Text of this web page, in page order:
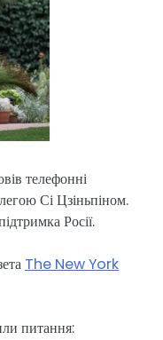
телефонні
Сі Цзіньпіном.
Росії.
The New York
питання: